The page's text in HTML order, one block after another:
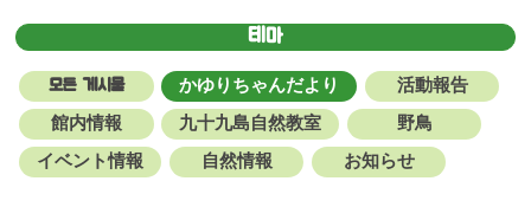
테마
모든 게시물 かゆりちゃんだより 活動報告
館内情報 九十九島自然教室 野鳥
イベント情報 自然情報 お知らせ